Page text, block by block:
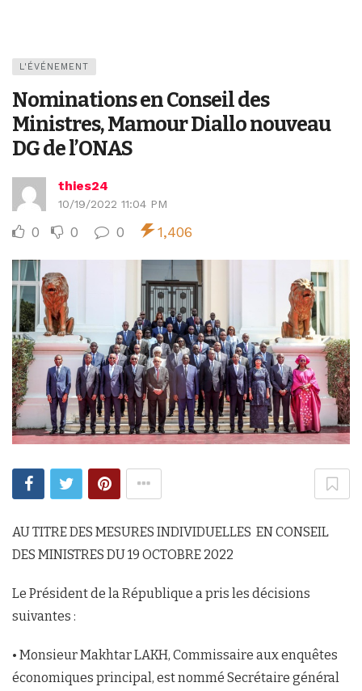
L'ÉVÉNEMENT
Nominations en Conseil des
Ministres, Mamour Diallo nouveau
DG de l’ONAS
thies24
10/19/2022 11:04 PM
0 0 0 1,406
AU TITRE DES MESURES INDIVIDUELLES EN CONSEIL
DES MINISTRES DU 19 OCTOBRE 2022
Le Président de la République a pris les décisions
suivantes :
• Monsieur Makhtar LAKH, Commissaire aux enquêtes
économiques principal, est nommé Secrétaire général